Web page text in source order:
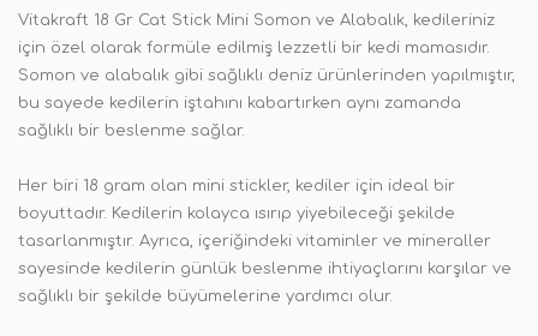
Vitakraft 18 Gr Cat Stick Mini Somon ve Alabalık, kedileriniz
için özel olarak formüle edilmiş lezzetli bir kedi mamasıdır.
Somon ve alabalık gibi sağlıklı deniz ürünlerinden yapılmıştır,
bu sayede kedilerin iştahını kabartırken aynı zamanda
sağlıklı bir beslenme sağlar.
Her biri 18 gram olan mini stickler, kediler için ideal bir
boyuttadır. Kedilerin kolayca ısırıp yiyebileceği şekilde
tasarlanmıştır. Ayrıca, içeriğindeki vitaminler ve mineraller
sayesinde kedilerin günlük beslenme ihtiyaçlarını karşılar ve
sağlıklı bir şekilde büyümelerine yardımcı olur.